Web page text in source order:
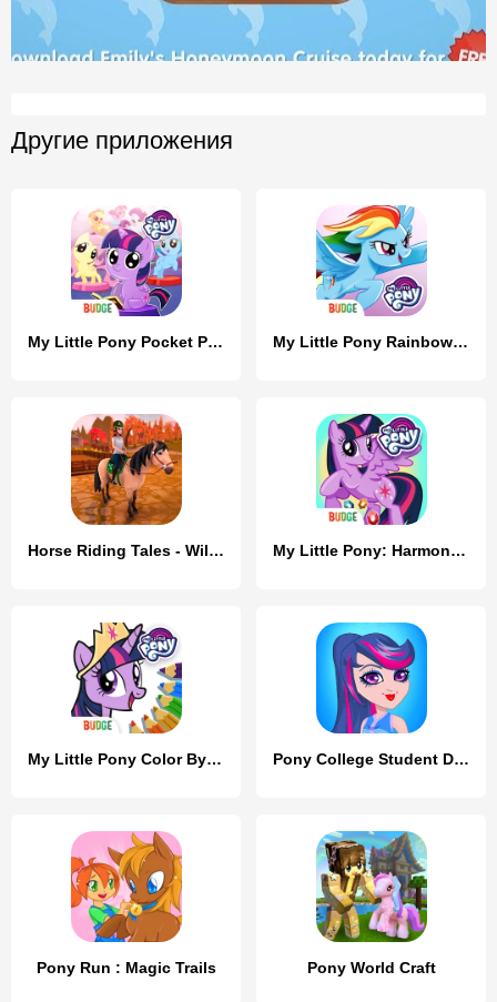
Другие приложения
My Little Pony Pocket Ponies My Little Pony Rainbow Runners
Horse Riding Tales - Wild Pony My Little Pony: Harmony Quest
My Little Pony Color By Magic Pony College Student Dress Up
Pony Run : Magic Trails Pony World Craft